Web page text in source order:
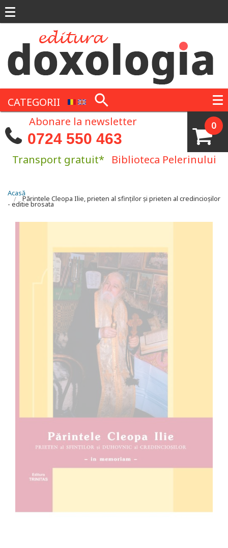
CATEGORII
0
Abonare la newsletter
0724 550 463
Transport gratuit* Biblioteca Pelerinului
Eşti aici
Acasă
Părintele Cleopa Ilie, prieten al sfinților și prieten al credincioșilor
- editie brosata